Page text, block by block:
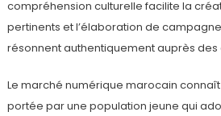
compréhension culturelle facilite la
pertinents et l’élaboration de
résonnent authentiquement auprès
Le marché numérique marocain
portée par une population jeune qui